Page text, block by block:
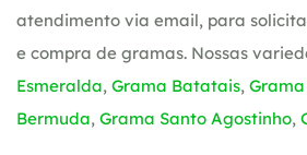
atendimento via email, para
e compra de gramas. Nossas
Esmeralda, Grama Batatais,
Bermuda, Grama Santo Agostinho,